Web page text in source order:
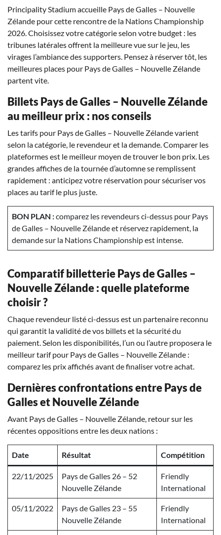
Principality Stadium accueille Pays de Galles – Nouvelle
Zélande pour cette rencontre de la Nations Championship
2026. Choisissez votre catégorie selon votre budget : les
tribunes latérales offrent la meilleure vue sur le jeu, les
virages l’ambiance des supporters. Pensez à réserver tôt, les
meilleures places pour Pays de Galles – Nouvelle Zélande
partent vite.
Billets Pays de Galles – Nouvelle Zélande
au meilleur prix : nos conseils
Les tarifs pour Pays de Galles – Nouvelle Zélande varient
selon la catégorie, le revendeur et la demande. Comparer les
plateformes est le meilleur moyen de trouver le bon prix. Les
grandes affiches de la tournée d’automne se remplissent
rapidement : anticipez votre réservation pour sécuriser vos
places au tarif le plus juste.
BON PLAN :comparez les revendeurs ci-dessus pour Pays
de Galles – Nouvelle Zélande et réservez rapidement, la
demande sur la Nations Championship est intense.
Comparatif billetterie Pays de Galles –
Nouvelle Zélande : quelle plateforme
choisir ?
Chaque revendeur listé ci-dessus est un partenaire reconnu
qui garantit la validité de vos billets et la sécurité du
paiement. Selon les disponibilités, l’un ou l’autre proposera le
meilleur tarif pour Pays de Galles – Nouvelle Zélande :
comparez les prix affichés avant de finaliser votre achat.
Dernières confrontations entre Pays de
Galles et Nouvelle Zélande
Avant Pays de Galles – Nouvelle Zélande, retour sur les
récentes oppositions entre les deux nations :
Date Résultat Compétition
22/11/2025
Pays de Galles 26 – 52
Nouvelle Zélande
Friendly
International
05/11/2022
Pays de Galles 23 – 55
Nouvelle Zélande
Friendly
International